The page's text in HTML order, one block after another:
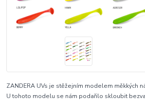
ZANDERA UVs je stěžejním modelem měkkých
U tohoto modelu se nám podařilo skloubit